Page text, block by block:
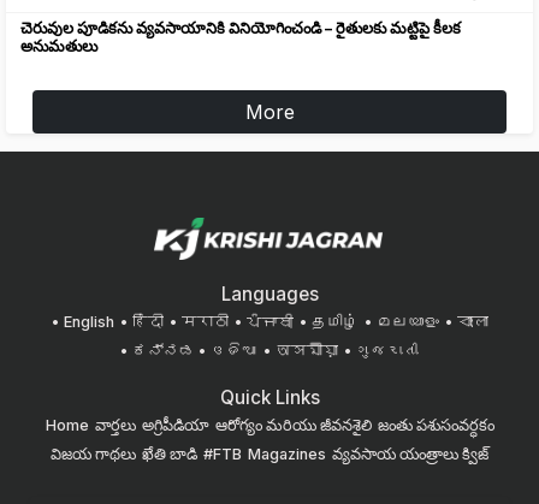
చెరువుల పూడికను వ్యవసాయానికి వినియోగించండి – రైతులకు మట్టిపై కీలక
అనుమతులు
More
Languages
English हिंदी मराठी ਪੰਜਾਬੀ தமிழ் മലയാളം
বাংলা
ಕನ್ನಡ
ଓଡିଆ অসমীয়া ગુજરાતી
Quick Links
Home వార్తలు అగ్రిపీడియా ఆరోగ్యం మరియు జీవనశైలి జంతు పశుసంవర్ధకం
విజయ గాథలు ఖేతి బాడి #FTB Magazines వ్యవసాయ యంత్రాలు క్విజ్